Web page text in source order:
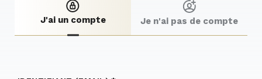
J'ai un compte Je n'ai pas de compte